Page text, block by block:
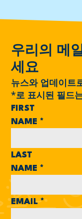
우리의 메
세요
뉴스와 업데이트
*로 표시된 필드
FIRST
NAME *
LAST
NAME *
EMAIL*